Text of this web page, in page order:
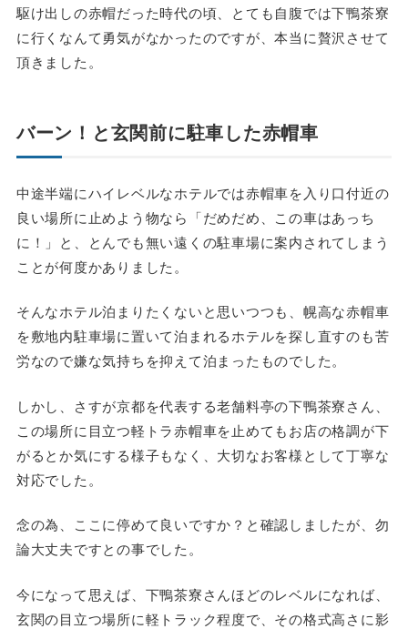
駆け出しの赤帽だった時代の頃、とても自腹では下鴨茶寮
に行くなんて勇気がなかったのですが、本当に贅沢させて
頂きました。
バーン！と玄関前に駐車した赤帽車
中途半端にハイレベルなホテルでは赤帽車を入り口付近の
良い場所に止めよう物なら「だめだめ、この車はあっち
に！」と、とんでも無い遠くの駐車場に案内されてしまう
ことが何度かありました。
そんなホテル泊まりたくないと思いつつも、幌高な赤帽車
を敷地内駐車場に置いて泊まれるホテルを探し直すのも苦
労なので嫌な気持ちを抑えて泊まったものでした。
しかし、さすが京都を代表する老舗料亭の下鴨茶寮さん、
この場所に目立つ軽トラ赤帽車を止めてもお店の格調が下
がるとか気にする様子もなく、大切なお客様として丁寧な
対応でした。
念の為、ここに停めて良いですか？と確認しましたが、勿
論大丈夫ですとの事でした。
今になって思えば、下鴨茶寮さんほどのレベルになれば、
玄関の目立つ場所に軽トラック程度で、その格式高さに影